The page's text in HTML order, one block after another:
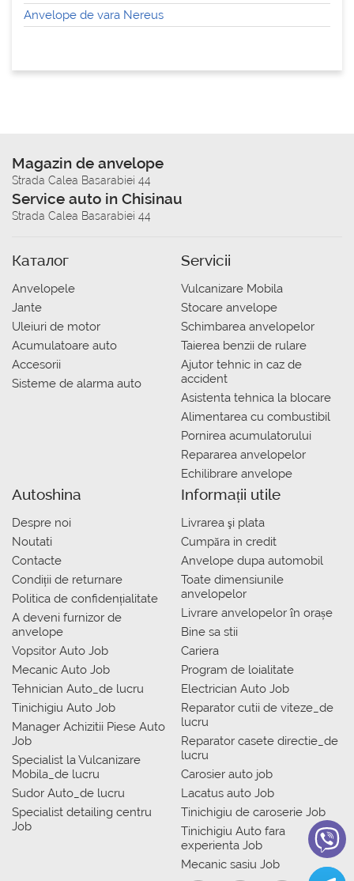
Anvelope de vara Nereus
Magazin de anvelope
Strada Calea Basarabiei 44
Service auto in Chisinau
Strada Calea Basarabiei 44
Каталог
Anvelopele
Jante
Uleiuri de motor
Acumulatoare auto
Accesorii
Sisteme de alarma auto
Servicii
Vulcanizare Mobila
Stocare anvelope
Schimbarea anvelopelor
Taierea benzii de rulare
Ajutor tehnic in caz de
accident
Asistenta tehnica la blocare
Alimentarea cu combustibil
Pornirea acumulatorului
Repararea anvelopelor
Echilibrare anvelope
Autoshina
Despre noi
Noutati
Contacte
Condiții de returnare
Politica de confidențialitate
A deveni furnizor de
anvelope
Vopsitor Auto Job
Mecanic Auto Job
Tehnician Auto_de lucru
Tinichigiu Auto Job
Manager Achizitii Piese Auto
Job
Specialist la Vulcanizare
Mobila_de lucru
Sudor Auto_de lucru
Specialist detailing centru
Job
Informații utile
Livrarea şi plata
Сumpăra in credit
Anvelope dupa automobil
Toate dimensiunile
anvelopelor
Livrare anvelopelor în orașe
Bine sa stii
Cariera
Program de loialitate
Electrician Auto Job
Reparator cutii de viteze_de
lucru
Reparator casete directie_de
lucru
Carosier auto job
Lacatus auto Job
Tinichigiu de caroserie Job
Tinichigiu Auto fara
experienta Job
Mecanic sasiu Job